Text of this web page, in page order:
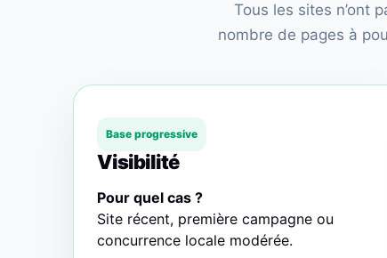
Tous les sites n’ont
nombre de pages à
Base progressive
Visibilité
Pour quel cas ?
Site récent, première campagne ou
concurrence locale modérée.